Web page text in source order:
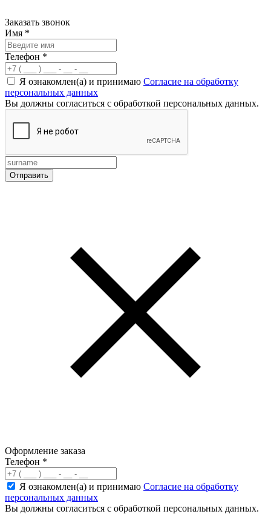
Заказать звонок
Имя *
Телефон *
Я ознакомлен(а) и принимаю Согласие на обработку
персональных данных
Вы должны согласиться с обработкой персональных данных.
Оформление заказа
Телефон *
Я ознакомлен(а) и принимаю Согласие на обработку
персональных данных
Вы должны согласиться с обработкой персональных данных.